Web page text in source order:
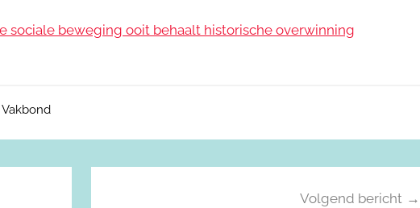
sociale beweging ooit behaalt historische overwinning
Vakbond
Volgend bericht